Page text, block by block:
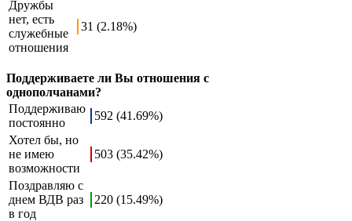
Дружбы
нет, есть
служебные
отношения
31 (2.18%)
Поддерживаете ли Вы отношения с
однополчанами?
Поддерживаю
постоянно
592 (41.69%)
Хотел бы, но
не имею
возможности
503 (35.42%)
Поздравляю с
днем ВДВ раз
в год
220 (15.49%)